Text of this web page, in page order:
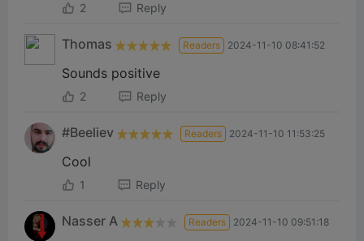
2 Reply
Thomas Readers 2024-11-10 08:41:52
Sounds positive
2 Reply
#Beeliev Readers 2024-11-10 11:53:25
Cool
1 Reply
Nasser A Readers 2024-11-10 09:51:18